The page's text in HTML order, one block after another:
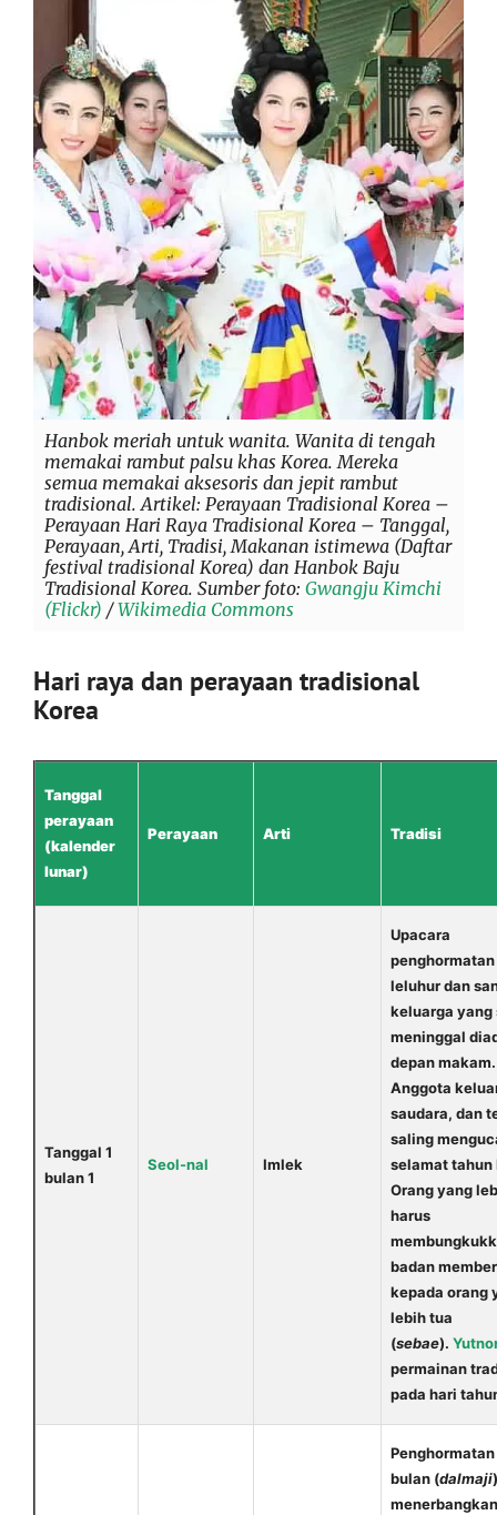
Hanbok meriah untuk wanita. Wanita di tengah
memakai rambut palsu khas Korea. Mereka
semua memakai aksesoris dan jepit rambut
tradisional. Artikel: Perayaan Tradisional Korea –
Perayaan Hari Raya Tradisional Korea – Tanggal,
Perayaan, Arti, Tradisi, Makanan istimewa (Daftar
festival tradisional Korea) dan Hanbok Baju
Tradisional Korea. Sumber foto: Gwangju Kimchi
(Flickr) /Wikimedia Commons
Hari raya dan perayaan tradisional
Korea
Tanggal
perayaan
(kalender
lunar)
Perayaan Arti Tradisi
Tanggal 1
bulan 1
Seol-nal Imlek
Upacara
leluhur dan
keluarga yang
meninggal
depan makam.
Anggota
saudara, dan
saling
selamat tahun
Orang yang
harus
badan
kepada orang
lebih tua
(sebae).
permainan
pada hari
bulan (dalmaji
menerbangkan